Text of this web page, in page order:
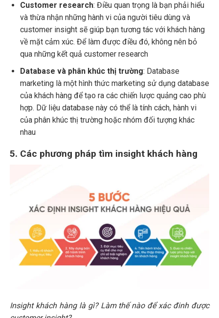
Customer research: Điều quan trọng là bạn phải hiểu
và thừa nhận những hành vi của người tiêu dùng và
customer insight sẽ giúp bạn tương tác với khách hàng
về mặt cảm xúc. Để làm được điều đó, không nên bỏ
qua những kết quả customer research
Database và phân khúc thị trường: Database
marketing là một hình thức marketing sử dụng database
của khách hàng để tạo ra các chiến lược quảng cao phù
hợp. Dữ liệu database này có thể là tính cách, hành vi
của phân khúc thị trường hoặc nhóm đối tượng khác
nhau
5. Các phương pháp tìm insight khách hàng
Insight khách hàng là gì? Làm thế nào để xác đinh được